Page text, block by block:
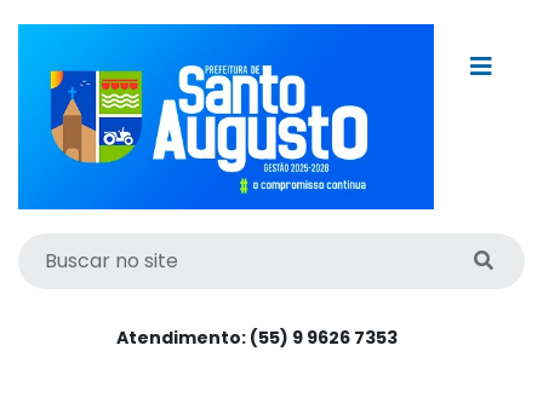
Atendimento: (55) 9 9626 7353